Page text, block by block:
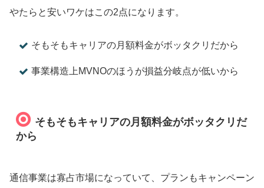
やたらと安いワケはこの2点になります。
そもそもキャリアの月額料金がボッタクリだから
事業構造上MVNOのほうが損益分岐点が低いから
そもそもキャリアの月額料金がボッタクリだ
から
通信事業は寡占市場になっていて、プランもキャンペーン